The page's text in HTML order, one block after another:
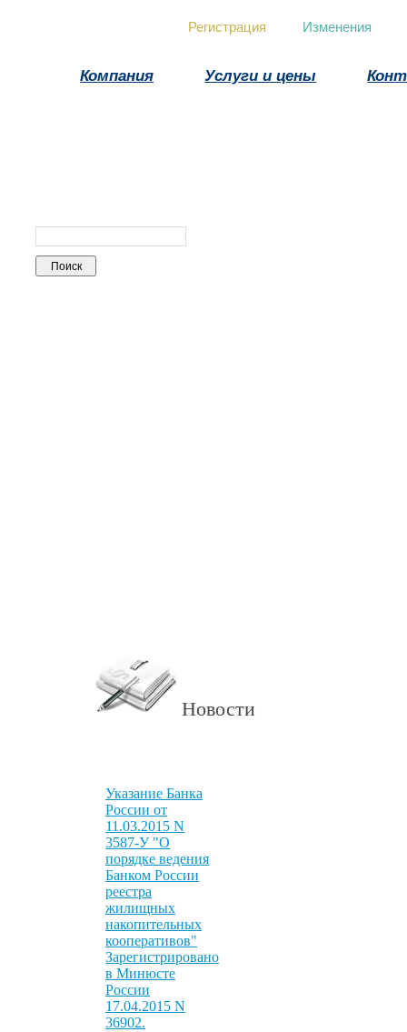
Регистрация Изменения
Компания Услуги и цены
Новости
Указание Банка
России от
11.03.2015 N
3587-У "О
порядке ведения
Банком России
реестра
жилищных
накопительных
кооперативов"
Зарегистрировано
в Минюсте
России
17.04.2015 N
36902.